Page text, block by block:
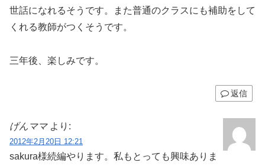
世話になれるそうです。また普通のクラスにも補助をして
くれる教師がつくそうです。
三年後、楽しみです。
返信
げんママ より:
2012年2月20日 12:21
sakura様続編やります。私もとっても興味ありま